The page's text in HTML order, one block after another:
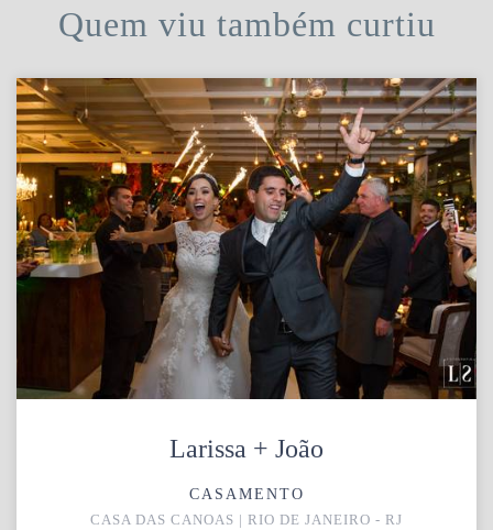
Quem viu também curtiu
Larissa + João
CASAMENTO
CASA DAS CANOAS | RIO DE JANEIRO - RJ